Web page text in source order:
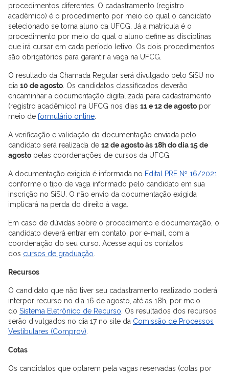
procedimentos diferentes. O cadastramento (registro
acadêmico) é o procedimento por meio do qual o candidato
selecionado se torna aluno da UFCG. Já a matrícula é o
procedimento por meio do qual o aluno define as disciplinas
que irá cursar em cada período letivo. Os dois procedimentos
são obrigatórios para garantir a vaga na UFCG.
O resultado da Chamada Regular será divulgado pelo SiSU no
dia 10 de agosto . Os candidatos classificados deverão
encaminhar a documentação digitalizada para cadastramento
(registro acadêmico) na UFCG nos dias 11 e 12 de agosto por
meio de formulário online
A verificação e validação da documentação enviada pelo
candidato será realizada de 12 de agosto às 18h do dia 15 de
agosto pelas coordenações de cursos da UFCG.
A documentação exigida é informada no Edital PRE Nº 16/2021
conforme o tipo de vaga informado pelo candidato em sua
inscrição no SiSU. O não envio da documentação exigida
implicará na perda do direito à vaga.
Em caso de dúvidas sobre o procedimento e documentação, o
candidato deverá entrar em contato, por e-mail, com a
coordenação do seu curso. Acesse aqui os contatos
dos cursos de graduação
Recursos
O candidato que não tiver seu cadastramento realizado poderá
interpor recurso no dia 16 de agosto, até as 18h, por meio
do Sistema Eletrônico de Recurso . Os resultados dos recursos
serão divulgados no dia 17 no site da Comissão de Processos
Vestibulares (Comprov)
Cotas
Os candidatos que optarem pela vagas reservadas (cotas por